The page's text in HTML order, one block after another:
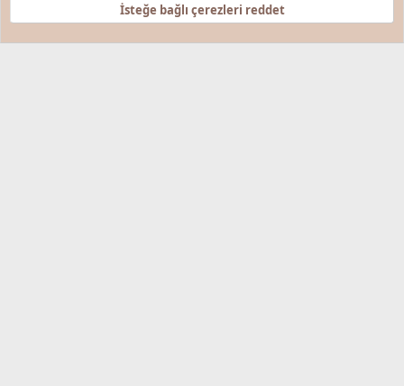
Community platform by XenForo® © 2010-2025 XenForo Ltd.
İsteğe bağlı çerezleri reddet